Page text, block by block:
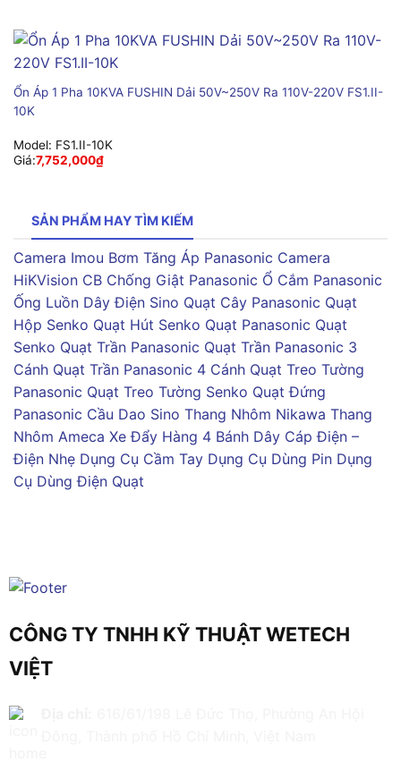
Ổn Áp 1 Pha 10KVA FUSHIN Dải 50V~250V Ra 110V-220V FS1.II-
10K
Model: FS1.II-10K
Giá:7,752,000₫
SẢN PHẨM HAY TÌM KIẾM
Camera Imou Bơm Tăng Áp Panasonic Camera
HiKVision CB Chống Giật Panasonic Ổ Cắm Panasonic
Ống Luồn Dây Điện Sino Quạt Cây Panasonic Quạt
Hộp Senko Quạt Hút Senko Quạt Panasonic Quạt
Senko Quạt Trần Panasonic Quạt Trần Panasonic 3
Cánh Quạt Trần Panasonic 4 Cánh Quạt Treo Tường
Panasonic Quạt Treo Tường Senko Quạt Đứng
Panasonic Cầu Dao Sino Thang Nhôm Nikawa Thang
Nhôm Ameca Xe Đẩy Hàng 4 Bánh Dây Cáp Điện –
Điện Nhẹ Dụng Cụ Cầm Tay Dụng Cụ Dùng Pin Dụng
Cụ Dùng Điện Quạt
CÔNG TY TNHH KỸ THUẬT WETECH
VIỆT